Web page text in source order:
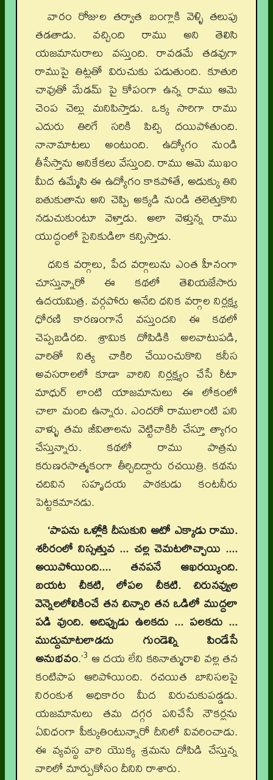
వారం రోజుల తర్వాత బంగ్లాకి వెళ్ళి తలుపు
తడతాడు. వచ్చింది రాము అని తెలిసి
యజమానురాలు వస్తుంది. రావడమే తడవుగా
రాముపై తిట్లతో విరుచుకు పడుతుంది. కూతురి
చావుతో మేడమ్‌ పై కోపంగా ఉన్న రాము ఆమె
చెంప చెల్లు మనిపిస్తాడు. ఒక్క సారిగా రాము
ఎదురు తిరిగే సరికి పిచ్చి దయిపోతుంది.
నానామాటలు అంటుంది. ఉద్యోగం నుండి
తీసేస్తాను అనికేకలు వేస్తుంది. రాము ఆమె ముఖం
మీద ఉమ్మేసి ఈ ఉద్యోగం కాకపోతే, అడుక్కు తిని
బతుకుతాను అని చెప్పి అక్కడి నుండి తలెత్తుకొని
నడుచుకుంటూ వెళ్తాడు. అలా వెళ్తున్న రాము
యుద్ధంలో సైనికుడిలా కన్పిస్తాడు.
ధనిక వర్గాలు, పేద వర్గాలును ఎంత హీనంగా
చూస్తున్నారో ఈ కథలో తెలియజేసారు
ఉదయమిత్ర. వర్గపోరు అనేది ధనిక వర్గాల నిర్లక్ష్య
ధోరణి కారణంగానే వస్తుందని ఈ కథలో
చెప్పబడిరది. శ్రామిక దోపిడికి అలవాటుపడి,
వారితో నిత్య చాకిరి చేయించుకొని కనీస
అవసరాలలో కూడా వారిని నిర్లక్ష్యం చేసే రీటా
మాధుర్‌ లాంటి యాజమానులు ఈ లోకంలో
చాలా మంది ఉన్నారు. ఎందరో రాములాంటి పని
వాళ్ళు తమ జీవితాలను వెట్టిచాకిరీ చేస్తూ త్యాగం
చేస్తున్నారు. కథలో రాము పాత్రను
కరుణరసాత్మకంగా తీర్చిదిద్దారు రచయిత్రి. కథను
చదివిన సహృదయ పాఠకుడు కంటనీరు
పెట్టకమానడు.
‘పాపను ఒళ్లోకి దీసుకుని ఆటో ఎక్కాడు రాము.
శరీరంలో నిస్సత్తువ ... చల్ల చెమటలొచ్చాయి ....
అయిపోయింది.... తనపనే ఆఖరయ్యింది.
బయట చీకటి, లోపల చీకటి. చిరునవ్వుల
వెన్నెలలోలికించే తన చిన్నారి తన ఒడిలో ముద్దలా
పడి వుంది. అదిప్పుడు ఉలకదు ... పలకదు ...
ముద్దుమాటలాడదు గుండెల్ని పిండేసే
అనుభవం.’3 ఆ దయ లేని కఠినాత్మురాలి వల్ల తన
కంటిపాప ఆరిపోయింది. రచయిత బానిసలపై
నిరంకుశ అధికారం మీద విరుచుకుపడ్డడు.
యజమానులు తమ దగ్గర పనిచేసే నౌకర్లను
ఏవిధంగా పీక్కుతింటున్నారో దీనిలో వివరించాడు.
ఈ వ్యవస్థ వారి యొక్క శ్రమను దోపిడి చేస్తున్న
వారిలో మార్పుకోసం దీనిని రాశారు.